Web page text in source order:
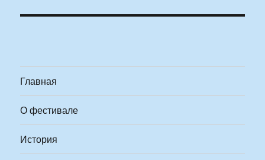
Главная
О фестивале
История